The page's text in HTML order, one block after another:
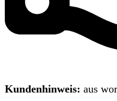
Kundenhinweis: aus